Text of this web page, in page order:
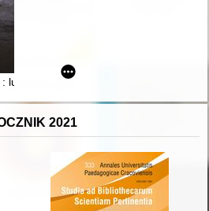
ludzie, którzy pokonali Enigmę
2021